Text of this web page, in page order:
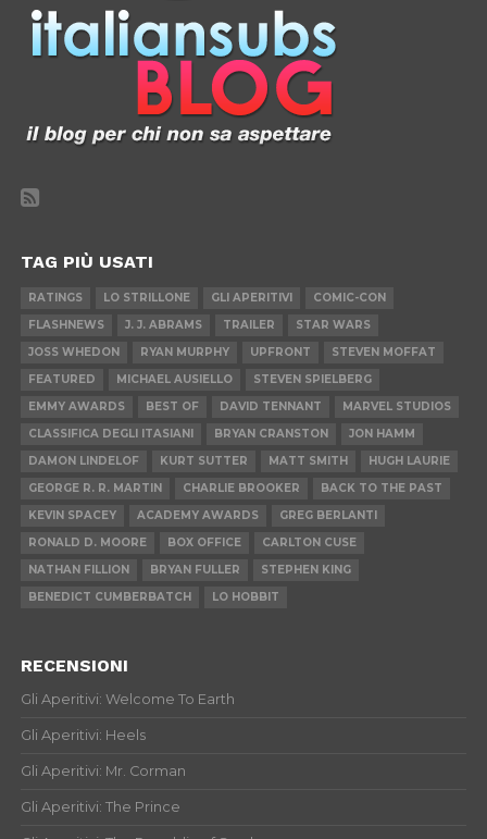
TAG PIÙ USATI
RATINGS LO STRILLONE GLI APERITIVI
COMIC-CON
FLASHNEWS
J. J. ABRAMS TRAILER
STAR WARS
JOSS WHEDON
RYAN MURPHY UPFRONT
STEVEN MOFFAT
FEATURED
MICHAEL AUSIELLO
STEVEN SPIELBERG
EMMY AWARDS
BEST OF DAVID TENNANT
MARVEL STUDIOS
CLASSIFICA DEGLI ITASIANI
BRYAN CRANSTON
JON HAMM
DAMON LINDELOF
KURT SUTTER MATT SMITH
HUGH LAURIE
GEORGE R. R. MARTIN
CHARLIE BROOKER
BACK TO THE PAST
KEVIN SPACEY
ACADEMY AWARDS
GREG BERLANTI
RONALD D. MOORE
BOX OFFICE
CARLTON CUSE
NATHAN FILLION
BRYAN FULLER
STEPHEN KING
BENEDICT CUMBERBATCH
LO HOBBIT
RECENSIONI
Gli Aperitivi: Welcome To Earth
Gli Aperitivi: Heels
Gli Aperitivi: Mr. Corman
Gli Aperitivi: The Prince